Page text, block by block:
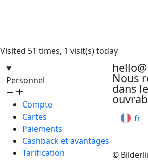
Visited 51 times, 1 visit(s) today
Personnel
Compte
Cartes
Paiements
Cashback et avantages
Tarification
Nous
dans
fr
©